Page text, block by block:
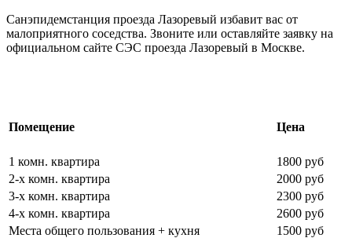
Санэпидемстанция проезда Лазоревый избавит вас от
малоприятного соседства. Звоните или оставляйте заявку на
официальном сайте СЭС проезда Лазоревый в Москве.
Помещение Цена
1 комн. квартира
1800 руб
2-х комн. квартира
2000 руб
3-х комн. квартира
2300 руб
4-х комн. квартира
2600 руб
Места общего пользования + кухня
1500 руб